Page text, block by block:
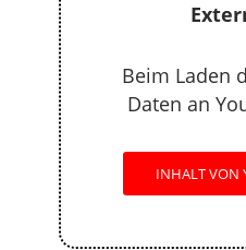
Beim Laden
Daten an
INHALT VON